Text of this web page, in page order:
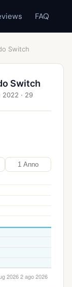
FAQ
Switch
Switch
2022 · 29
1 Anno